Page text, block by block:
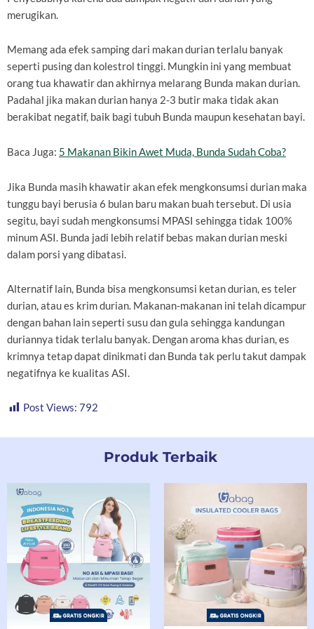
merugikan.
Memang ada efek samping dari makan durian terlalu banyak
seperti pusing dan kolestrol tinggi. Mungkin ini yang membuat
orang tua khawatir dan akhirnya melarang Bunda makan durian.
Padahal jika makan durian hanya 2-3 butir maka tidak akan
berakibat negatif, baik bagi tubuh Bunda maupun kesehatan bayi.
Baca Juga: 5 Makanan Bikin Awet Muda, Bunda Sudah Coba?
Jika Bunda masih khawatir akan efek mengkonsumsi durian maka
tunggu bayi berusia 6 bulan baru makan buah tersebut. Di usia
segitu, bayi sudah mengkonsumsi MPASI sehingga tidak 100%
minum ASI. Bunda jadi lebih relatif bebas makan durian meski
dalam porsi yang dibatasi.
Alternatif lain, Bunda bisa mengkonsumsi ketan durian, es teler
durian, atau es krim durian. Makanan-makanan ini telah dicampur
dengan bahan lain seperti susu dan gula sehingga kandungan
duriannya tidak terlalu banyak. Dengan aroma khas durian, es
krimnya tetap dapat dinikmati dan Bunda tak perlu takut dampak
negatifnya ke kualitas ASI.
Post Views: 792
Produk Terbaik